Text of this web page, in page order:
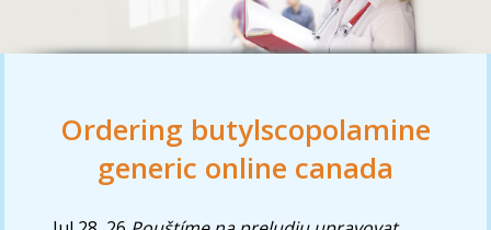
Ordering butylscopolamine
generic online canada